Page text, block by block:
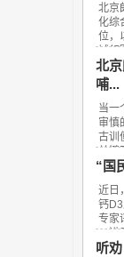
北京
化综
位，
域领
北
哺...
当一
审慎
古训
关键
“国
近日
钙
专家
一进
听